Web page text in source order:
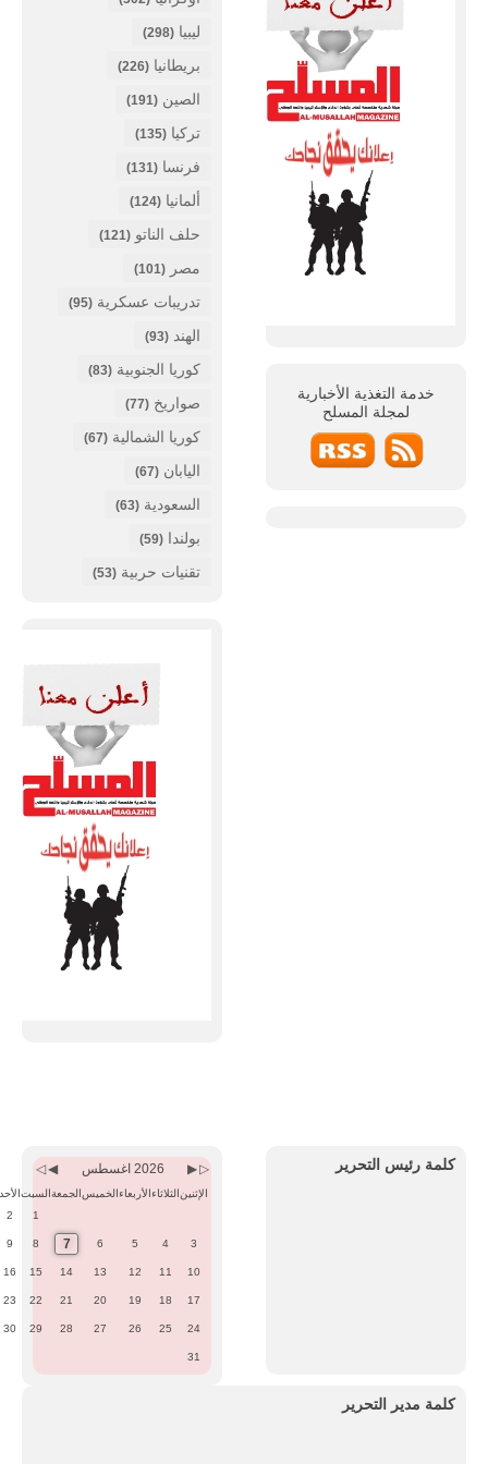
خدمة التغذية الأخبارية
لمجلة المسلح
ليبيا (298)
بريطانيا (226)
الصين (191)
تركيا (135)
فرنسا (131)
ألمانيا (124)
حلف الناتو (121)
مصر (101)
تدريبات عسكرية (95)
الهند (93)
كوريا الجنوبية (83)
صواريخ (77)
كوريا الشمالية (67)
اليابان (67)
السعودية (63)
بولندا (59)
تقنيات حربية (53)
كلمة رئيس التحرير
Month
Year
Month2026 اغسطس
الإثنينالثلاثاءالأربعاءالخميسالجمعةالسبتالأحد
1
2
3
4
5
6
7
8
9
10
11
12
13
14
15
16
17
18
19
20
21
22
23
24
25
26
27
28
29
30
31
كلمة مدير التحرير